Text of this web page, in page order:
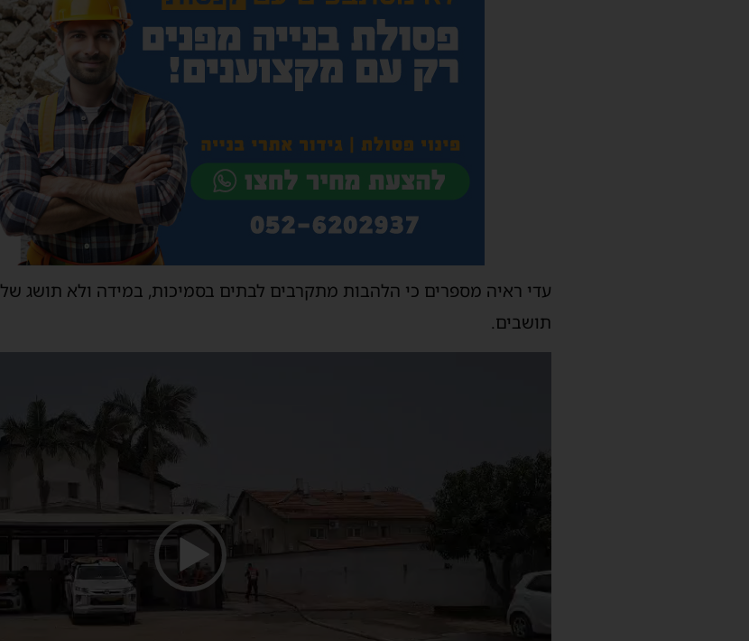
עדי ראיה מספרים כי הלהבות מתקרבים לבתים בסמיכות, במידה ולא תושג
תושבים.